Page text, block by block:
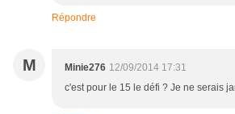
Répondre
M Minie276 12/09/2014 17:31
c'est pour le 15 le défi ? Je ne serais